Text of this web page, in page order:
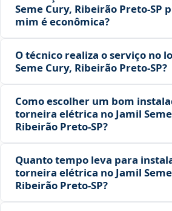
Seme Cury, Ribeirão Preto‑SP
mim é econômica?
O técnico realiza o serviço no
Seme Cury, Ribeirão Preto‑SP?
Como escolher um bom
torneira elétrica no Jamil
Ribeirão Preto‑SP?
Quanto tempo leva para
torneira elétrica no Jamil
Ribeirão Preto‑SP?